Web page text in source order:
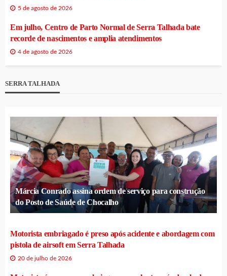
5 de agosto de 2026
Em julho, Centro de Parto Normal de Serra Talhada bate
recorde de nascimentos e amplia atendimentos
4 de agosto de 2026
SERRA TALHADA
Márcia Conrado assina ordem de serviço para construção
do Posto de Saúde de Chocalho
Motorista embriagado é preso após acidente e abordagem com
pistola de airsoft em Serra Talhada
20 de julho de 2026